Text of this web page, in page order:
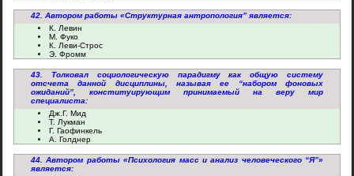
42. Автором работы «Структурная антропология” является:
К. Левин
М. Фуко
К. Леви-Строс
Э. Фромм
43. Толковал социологическую парадигму как общую систему
отсчета данной дисциплины, называя ее “набором фоновых
ожиданий”, конституирующим принимаемый на веру мир
специалиста:
Дж.Г. Мид
Т. Лукман
Г. Гаофинкель
А. Голднер
44. Автором работы «Психология масс и анализ человеческого “Я”»
является: